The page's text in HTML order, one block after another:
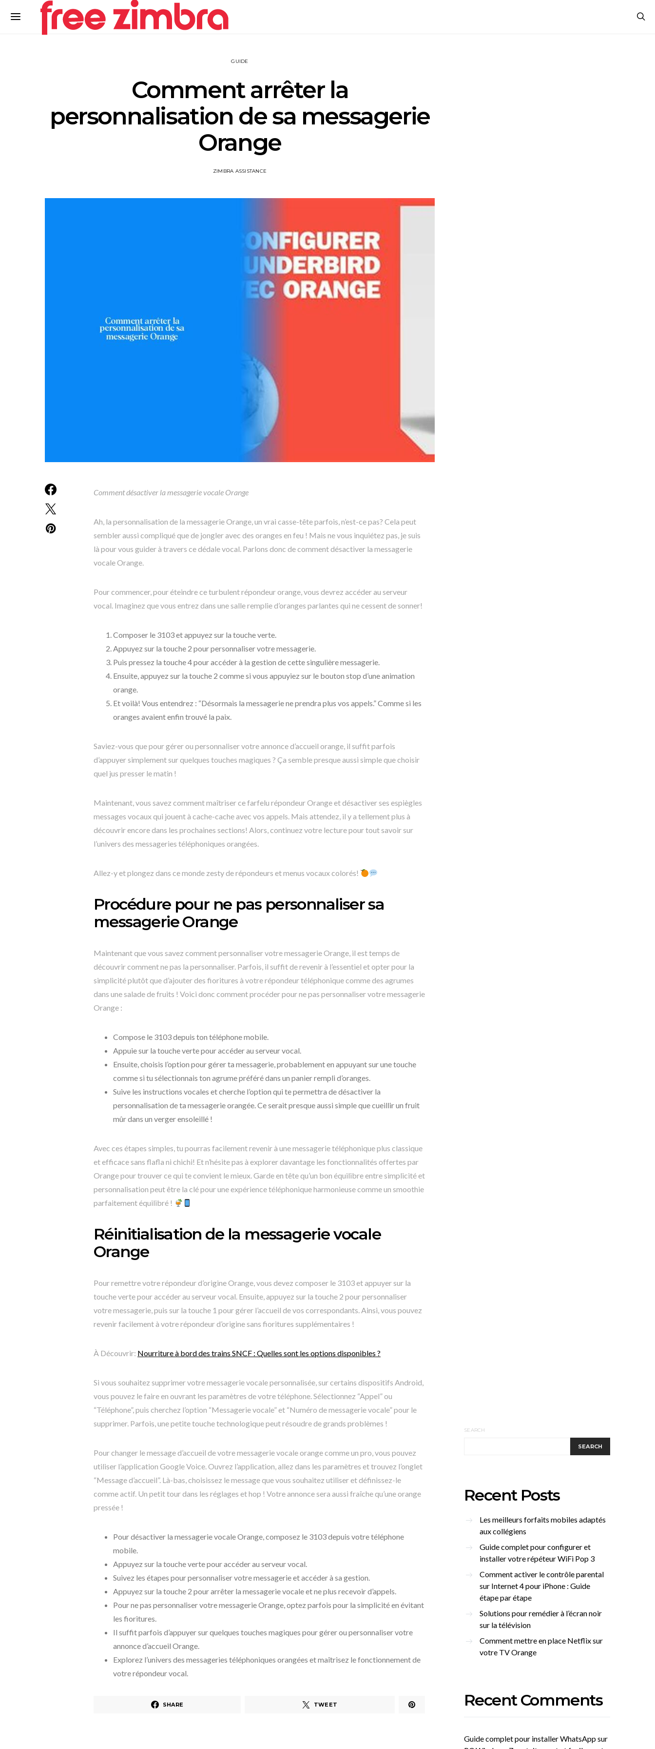
GUIDE
Comment arrêter la
personnalisation de sa messagerie
Orange
ZIMBRA ASSISTANCE
Comment désactiver la messagerie vocale Orange
Ah, la personnalisation de la messagerie Orange, un vrai casse-tête parfois, n’est-ce pas? Cela peut
sembler aussi compliqué que de jongler avec des oranges en feu ! Mais ne vous inquiétez pas, je suis
là pour vous guider à travers ce dédale vocal. Parlons donc de comment désactiver la messagerie
vocale Orange.
Pour commencer, pour éteindre ce turbulent répondeur orange, vous devrez accéder au serveur
vocal. Imaginez que vous entrez dans une salle remplie d’oranges parlantes qui ne cessent de sonner!
Composer le 3103 et appuyez sur la touche verte.
Appuyez sur la touche 2 pour personnaliser votre messagerie.
Puis pressez la touche 4 pour accéder à la gestion de cette singulière messagerie.
Ensuite, appuyez sur la touche 2 comme si vous appuyiez sur le bouton stop d’une animation
orange.
Et voilà! Vous entendrez : “Désormais la messagerie ne prendra plus vos appels.” Comme si les
oranges avaient enfin trouvé la paix.
Saviez-vous que pour gérer ou personnaliser votre annonce d’accueil orange, il suffit parfois
d’appuyer simplement sur quelques touches magiques ? Ça semble presque aussi simple que choisir
quel jus presser le matin !
Maintenant, vous savez comment maîtriser ce farfelu répondeur Orange et désactiver ses espiègles
messages vocaux qui jouent à cache-cache avec vos appels. Mais attendez, il y a tellement plus à
découvrir encore dans les prochaines sections! Alors, continuez votre lecture pour tout savoir sur
l’univers des messageries téléphoniques orangées.
Allez-y et plongez dans ce monde zesty de répondeurs et menus vocaux colorés!
Procédure pour ne pas personnaliser sa
messagerie Orange
Maintenant que vous savez comment personnaliser votre messagerie Orange, il est temps de
découvrir comment ne pas la personnaliser. Parfois, il suffit de revenir à l’essentiel et opter pour la
simplicité plutôt que d’ajouter des fioritures à votre répondeur téléphonique comme des agrumes
dans une salade de fruits ! Voici donc comment procéder pour ne pas personnaliser votre messagerie
Orange :
Compose le 3103 depuis ton téléphone mobile.
Appuie sur la touche verte pour accéder au serveur vocal.
Ensuite, choisis l’option pour gérer ta messagerie, probablement en appuyant sur une touche
comme si tu sélectionnais ton agrume préféré dans un panier rempli d’oranges.
Suive les instructions vocales et cherche l’option qui te permettra de désactiver la
personnalisation de ta messagerie orangée. Ce serait presque aussi simple que cueillir un fruit
mûr dans un verger ensoleillé !
Avec ces étapes simples, tu pourras facilement revenir à une messagerie téléphonique plus classique
et efficace sans flafla ni chichi! Et n’hésite pas à explorer davantage les fonctionnalités offertes par
Orange pour trouver ce qui te convient le mieux. Garde en tête qu’un bon équilibre entre simplicité et
personnalisation peut être la clé pour une expérience téléphonique harmonieuse comme un smoothie
parfaitement équilibré !
Réinitialisation de la messagerie vocale
Orange
Pour remettre votre répondeur d’origine Orange, vous devez composer le 3103 et appuyer sur la
touche verte pour accéder au serveur vocal. Ensuite, appuyez sur la touche 2 pour personnaliser
votre messagerie, puis sur la touche 1 pour gérer l’accueil de vos correspondants. Ainsi, vous pouvez
revenir facilement à votre répondeur d’origine sans fioritures supplémentaires !
À Découvrir: Nourriture à bord des trains SNCF : Quelles sont les options disponibles ?
Si vous souhaitez supprimer votre messagerie vocale personnalisée, sur certains dispositifs Android,
vous pouvez le faire en ouvrant les paramètres de votre téléphone. Sélectionnez “Appel” ou
“Téléphone”, puis cherchez l’option “Messagerie vocale” et “Numéro de messagerie vocale” pour le
supprimer. Parfois, une petite touche technologique peut résoudre de grands problèmes !
Pour changer le message d’accueil de votre messagerie vocale orange comme un pro, vous pouvez
utiliser l’application Google Voice. Ouvrez l’application, allez dans les paramètres et trouvez l’onglet
“Message d’accueil”. Là-bas, choisissez le message que vous souhaitez utiliser et définissez-le
comme actif. Un petit tour dans les réglages et hop ! Votre annonce sera aussi fraîche qu’une orange
pressée !
Pour désactiver la messagerie vocale Orange, composez le 3103 depuis votre téléphone
mobile.
Appuyez sur la touche verte pour accéder au serveur vocal.
Suivez les étapes pour personnaliser votre messagerie et accéder à sa gestion.
Appuyez sur la touche 2 pour arrêter la messagerie vocale et ne plus recevoir d’appels.
Pour ne pas personnaliser votre messagerie Orange, optez parfois pour la simplicité en évitant
les fioritures.
Il suffit parfois d’appuyer sur quelques touches magiques pour gérer ou personnaliser votre
annonce d’accueil Orange.
Explorez l’univers des messageries téléphoniques orangées et maîtrisez le fonctionnement de
votre répondeur vocal.
SHARE TWEET
SEARCH
SEARCH
Recent Posts
Les meilleurs forfaits mobiles adaptés
aux collégiens
Guide complet pour configurer et
installer votre répéteur WiFi Pop 3
Comment activer le contrôle parental
sur Internet 4 pour iPhone : Guide
étape par étape
Solutions pour remédier à l’écran noir
sur la télévision
Comment mettre en place Netflix sur
votre TV Orange
Recent Comments
Guide complet pour installer WhatsApp sur